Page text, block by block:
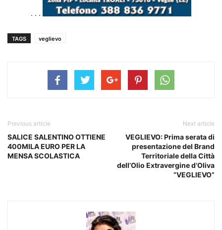
. . .
TAGS veglievo
Previous article
SALICE SALENTINO OTTIENE
400MILA EURO PER LA
MENSA SCOLASTICA
Next article
VEGLIEVO: Prima serata di
presentazione del Brand
Territoriale della Città
dell’Olio Extravergine d’Oliva
“VEGLIEVO”